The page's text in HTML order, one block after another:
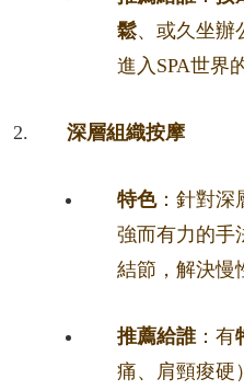
鬆、或久坐辦
進入SPA世界
深層組織按摩
特色：針對深
強而有力的手
結節，解決慢
推薦給誰：有
痛、肩頸痠硬